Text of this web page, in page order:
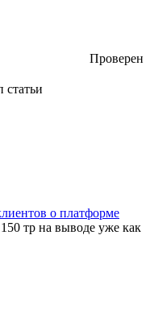
Проверен
статьи
о платформе
тр на выводе уже как